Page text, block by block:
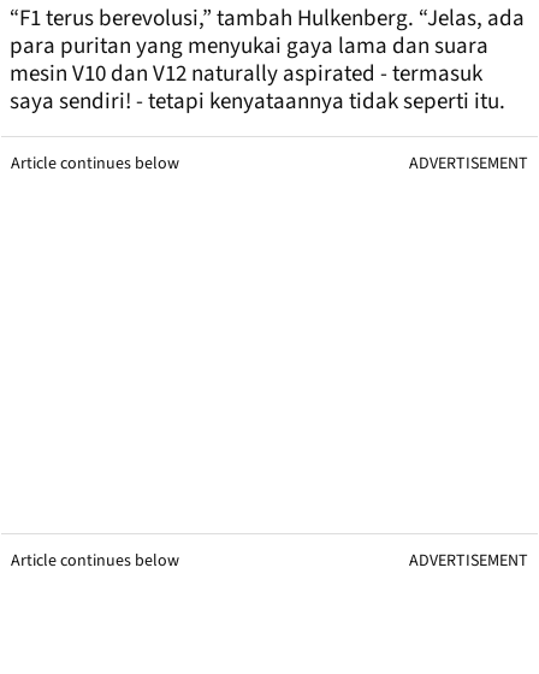
“F1 terus berevolusi,” tambah Hulkenberg. “Jelas, ada
para puritan yang menyukai gaya lama dan suara
mesin V10 dan V12 naturally aspirated - termasuk
saya sendiri! - tetapi kenyataannya tidak seperti itu.
Article continues below ADVERTISEMENT
Article continues below ADVERTISEMENT